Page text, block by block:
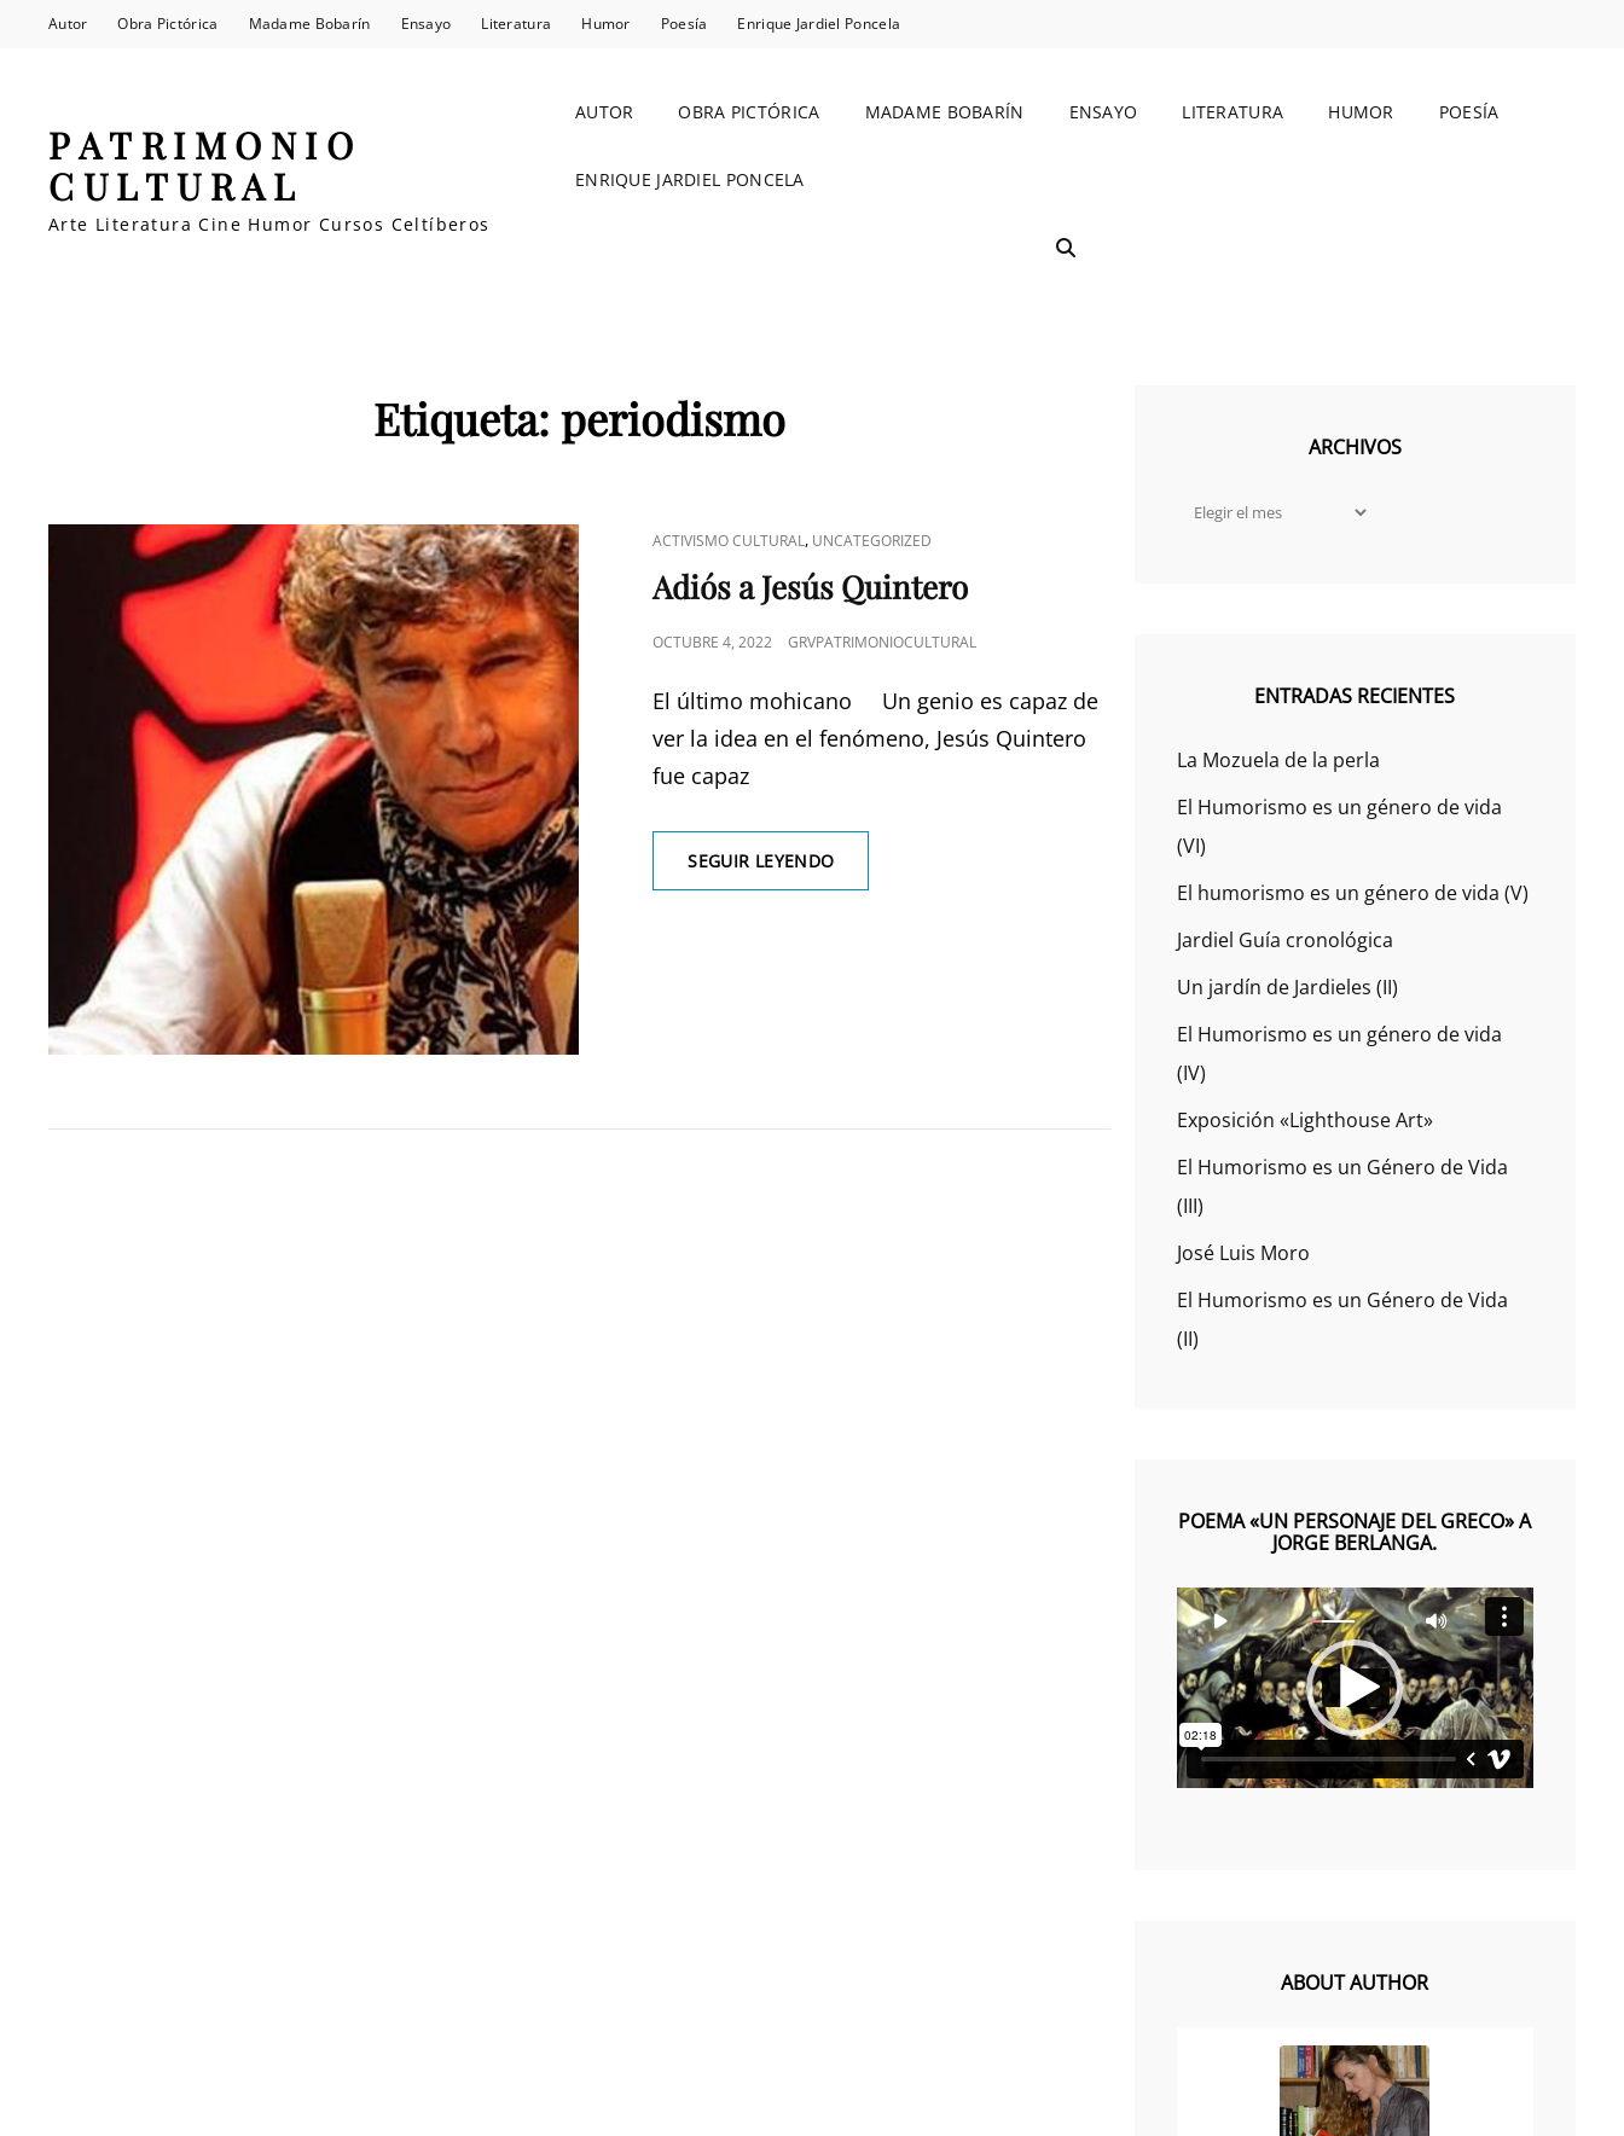
Autor Obra Pictórica Madame Bobarín Ensayo Literatura Humor Poesía Enrique Jardiel Poncela
PATRIMONIO
CULTURAL
Arte Literatura Cine Humor Cursos Celtíberos
AUTOR OBRA PICTÓRICA MADAME BOBARÍN ENSAYO LITERATURA HUMOR POESÍA
ENRIQUE JARDIEL PONCELA
BUSCAR
Etiqueta: periodismo
ENLACES
DE
CATEGORÍAS
ACTIVISMO CULTURAL, UNCATEGORIZED
Adiós a Jesús Quintero
PUBLICADO
OCTUBRE 4, 2022 GRVPATRIMONIOCULTURAL
El último mohicano Un genio es capaz de
ver la idea en el fenómeno, Jesús Quintero
fue capaz
SEGUIR LEYENDOADIÓS
A
ARCHIVOS
Archivos
ENTRADAS RECIENTES
La Mozuela de la perla
El Humorismo es un género de vida
(VI)
El humorismo es un género de vida (V)
Jardiel Guía cronológica
Un jardín de Jardieles (II)
El Humorismo es un género de vida
(IV)
Exposición «Lighthouse Art»
El Humorismo es un Género de Vida
(III)
José Luis Moro
El Humorismo es un Género de Vida
(II)
POEMA «UN PERSONAJE DEL GRECO» A
JORGE BERLANGA.
Reproductor
de
vídeo
00:0
0
00:0
0
ABOUT AUTHOR